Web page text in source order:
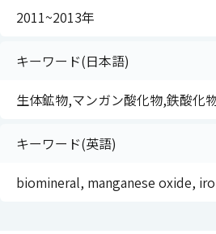
2011~2013年
キーワード(日本語)
生体鉱物,マンガン酸化物,鉄酸化
キーワード(英語)
biomineral, manganese oxide,